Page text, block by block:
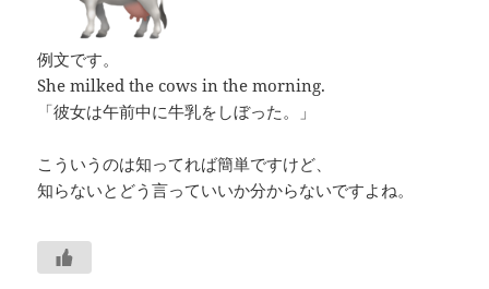
例文です。
She milked the cows in the morning.
「彼女は午前中に牛乳をしぼった。」
こういうのは知ってれば簡単ですけど、
知らないとどう言っていいか分からないですよね。